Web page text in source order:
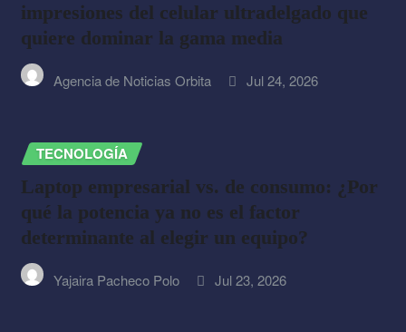
impresiones del celular ultradelgado que
quiere dominar la gama media
Agencia de Noticias Orbita Jul 24, 2026
TECNOLOGÍA
Laptop empresarial vs. de consumo: ¿Por
qué la potencia ya no es el factor
determinante al elegir un equipo?
Yajaira Pacheco Polo Jul 23, 2026